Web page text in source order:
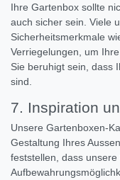
Ihre Gartenbox sollte
auch sicher sein. Viele
Sicherheitsmerkmale
Verriegelungen, um
Sie beruhigt sein, dass
sind.
7. Inspiration
Unsere Gartenboxen-
Gestaltung Ihres
feststellen, dass